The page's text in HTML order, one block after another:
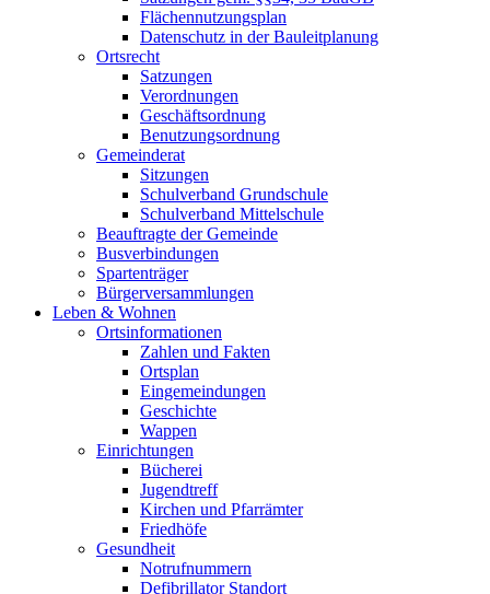
Flächennutzungsplan
Datenschutz in der Bauleitplanung
Ortsrecht
Satzungen
Verordnungen
Geschäftsordnung
Benutzungsordnung
Gemeinderat
Sitzungen
Schulverband Grundschule
Schulverband Mittelschule
Beauftragte der Gemeinde
Busverbindungen
Spartenträger
Bürgerversammlungen
Leben & Wohnen
Ortsinformationen
Zahlen und Fakten
Ortsplan
Eingemeindungen
Geschichte
Wappen
Einrichtungen
Bücherei
Jugendtreff
Kirchen und Pfarrämter
Friedhöfe
Gesundheit
Notrufnummern
Defibrillator Standort